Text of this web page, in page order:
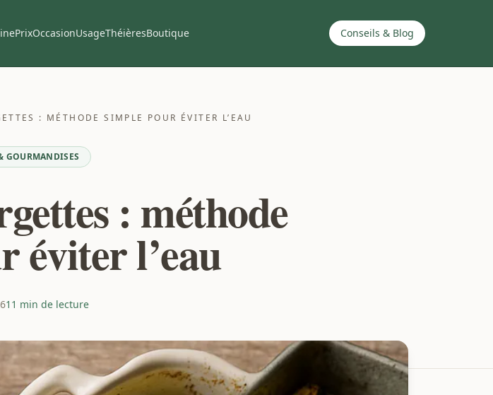
PrixOccasionUsageThéièresBoutique Conseils & Blog
: MÉTHODE SIMPLE POUR ÉVITER L’EAU
GOURMANDISES
: méthode
éviter l’eau
11 min de lecture